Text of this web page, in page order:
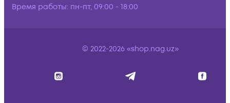
Время работы: пн-пт, 09:00 - 18:00
© 2022-2026 «shop.nag.uz»